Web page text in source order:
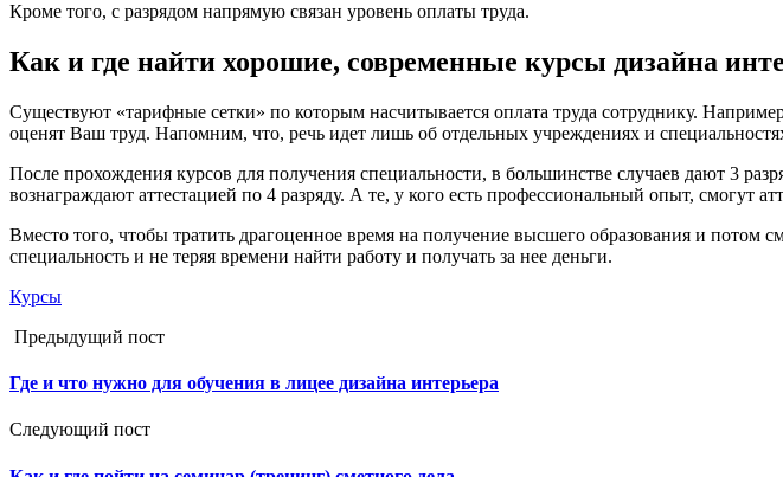
Кроме того, с разрядом напрямую связан уровень оплаты труда.
Как и где найти хорошие, современные курсы дизайна
Существуют «тарифные сетки» по которым насчитывается оплата труда сотруднику.
оценят Ваш труд. Напомним, что, речь идет лишь об отдельных учреждениях и
После прохождения курсов для получения специальности, в большинстве случаев дают 3
вознаграждают аттестацией по 4 разряду. А те, у кого есть профессиональный опыт, смогут
Вместо того, чтобы тратить драгоценное время на получение высшего образования и
специальность и не теряя времени найти работу и получать за нее деньги.
Курсы
Предыдущий пост
Где и что нужно для обучения в лицее дизайна интерьера
Следующий пост